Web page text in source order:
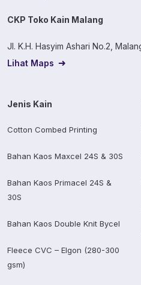
CKP Toko Kain Malang
Jl. K.H. Hasyim Ashari No.2,
Lihat Maps
Jenis Kain
Cotton Combed Printing
Bahan Kaos Maxcel 24S & 30S
Bahan Kaos Primacel 24S &
30S
Bahan Kaos Double Knit Bycel
Fleece CVC – Elgon (280-300
gsm)